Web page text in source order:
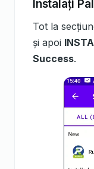
Instalați
Tot la
și apoi
Success.